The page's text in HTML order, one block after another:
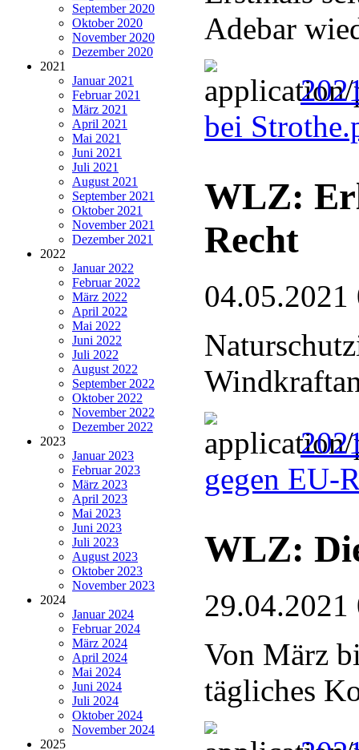
September 2020
Oktober 2020
November 2020
Dezember 2020
2021
Januar 2021
Februar 2021
März 2021
April 2021
Mai 2021
Juni 2021
Juli 2021
August 2021
September 2021
Oktober 2021
November 2021
Dezember 2021
2022
Januar 2022
Februar 2022
März 2022
April 2022
Mai 2022
Juni 2022
Juli 2022
August 2022
September 2022
Oktober 2022
November 2022
Dezember 2022
2023
Januar 2023
Februar 2023
März 2023
April 2023
Mai 2023
Juni 2023
Juli 2023
August 2023
Oktober 2023
November 2023
2024
Januar 2024
Februar 2024
März 2024
April 2024
Mai 2024
Juni 2024
Juli 2024
Oktober 2024
November 2024
2025
Adebar
bei
WLZ:
Recht
04.05.2021
gegen EU-
WLZ:
29.04.2021
Von März
tägliches